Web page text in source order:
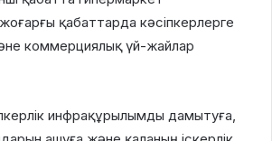
қабаттарда кәсіпкерлерге
коммерциялық үй-жайлар
инфрақұрылымды дамытуға,